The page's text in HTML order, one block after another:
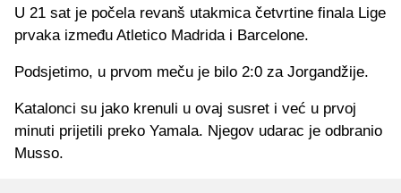
U 21 sat je počela revanš utakmica četvrtine finala Lige
prvaka između Atletico Madrida i Barcelone.
Podsjetimo, u prvom meču je bilo 2:0 za Jorgandžije.
Katalonci su jako krenuli u ovaj susret i već u prvoj
minuti prijetili preko Yamala. Njegov udarac je odbranio
Musso.